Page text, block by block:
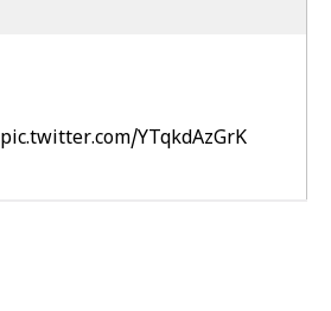
pic.twitter.com/YTqkdAzGrK